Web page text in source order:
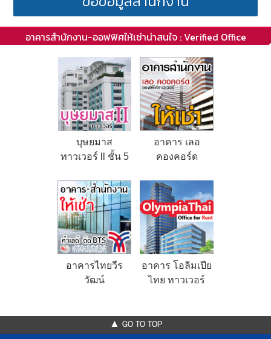
อาคารสำนักงาน-ออฟฟิศให้เช่าน่าสนใจ : Verified Office
บุษยมาส
ทาวเวอร์ ll ชั้น 5
อาคาร เลอ
คองคอร์ด
อาคารไทยวีร
วัฒน์
อาคาร โอลิมเปีย
ไทย ทาวเวอร์
▲ GO TO TOP